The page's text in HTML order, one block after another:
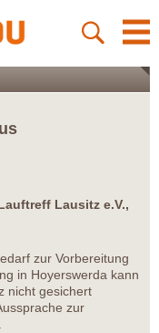
Lausitz e.V.,
zur Vorbereitung
in Hoyerswerda kann
nicht gesichert
zur